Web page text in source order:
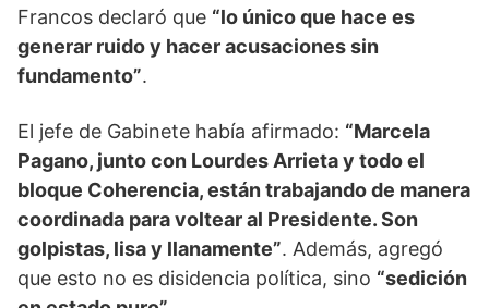
Francos declaró que “lo único que hace es
generar ruido y hacer acusaciones sin
fundamento”.
El jefe de Gabinete había afirmado: “Marcela
Pagano, junto con Lourdes Arrieta y todo el
bloque Coherencia, están trabajando de manera
coordinada para voltear al Presidente. Son
golpistas, lisa y llanamente”. Además, agregó
que esto no es disidencia política, sino “sedición